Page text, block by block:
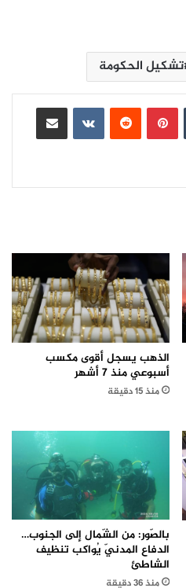
تشكيل الحكومة
بينتيريست
مشاركة عبر البريد
الذهب يسجل أقوى مكسب
أسبوعي منذ 7 أشهر
منذ 15 دقيقة
بالصّور: من الشّمال إلى الجنوب…
الدفاع المدنيّ يُواكب تنظيف
الشاطئ
منذ 36 دقيقة